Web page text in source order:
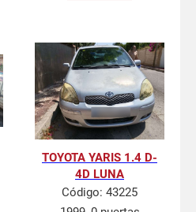
TOYOTA YARIS 1.4 D-
4D LUNA
Código: 43225